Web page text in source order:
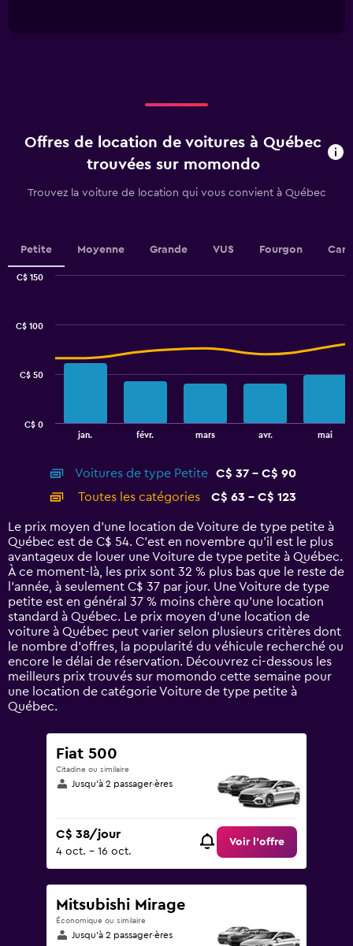
The
1
values.
Range:
0
Offres de location de voitures à Québec
trouvées sur momondo
Trouvez la voiture de location qui vous convient à Québec
Petite Moyenne Grande VUS Fourgon
displaying
categories.
14
categories.
The
chart
has
1
Y
axis
displaying
values.
Range:
0
to
150.
jan. févr. mars avr. mai
C$ 0
C$ 50
C$ 100
C$ 150
Voitures de type Petite
C$ 37 - C$ 90
Toutes les catégories
C$ 63 - C$ 123
Le prix moyen d’une location de Voiture de type petite à
Québec est de C$ 54. C’est en novembre qu'il est le plus
avantageux de louer une Voiture de type petite à Québec.
À ce moment-là, les prix sont 32 % plus bas que le reste de
l’année, à seulement C$ 37 par jour. Une Voiture de type
petite est en général 37 % moins chère qu'une location
standard à Québec. Le prix moyen d’une location de
voiture à Québec peut varier selon plusieurs critères dont
le nombre d’offres, la popularité du véhicule recherché ou
encore le délai de réservation. Découvrez ci-dessous les
meilleurs prix trouvés sur momondo cette semaine pour
une location de catégorie Voiture de type petite à
Québec.
Fiat 500
Citadine ou similaire
Jusqu’à 2 passager·ères
C$ 38/jour
4 oct. - 16 oct.
Voir l’offre
Mitsubishi Mirage
Économique ou similaire
Jusqu’à 2 passager·ères